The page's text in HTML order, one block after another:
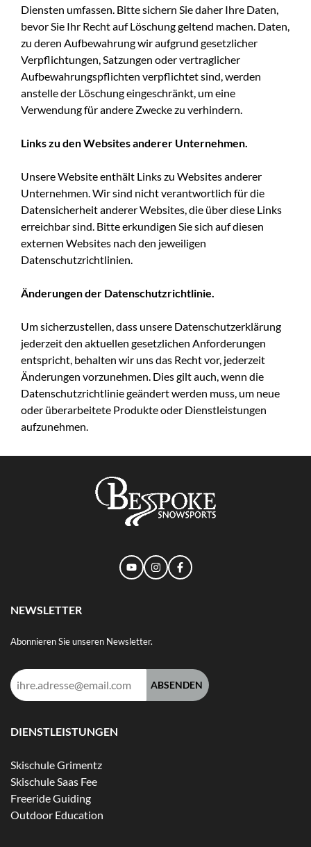
Diensten umfassen. Bitte sichern Sie daher Ihre Daten,
bevor Sie Ihr Recht auf Löschung geltend machen. Daten,
zu deren Aufbewahrung wir aufgrund gesetzlicher
Verpflichtungen, Satzungen oder vertraglicher
Aufbewahrungspflichten verpflichtet sind, werden
anstelle der Löschung eingeschränkt, um eine
Verwendung für andere Zwecke zu verhindern.
Links zu den Websites anderer Unternehmen.
Unsere Website enthält Links zu Websites anderer
Unternehmen. Wir sind nicht verantwortlich für die
Datensicherheit anderer Websites, die über diese Links
erreichbar sind. Bitte erkundigen Sie sich auf diesen
externen Websites nach den jeweiligen
Datenschutzrichtlinien.
Änderungen der Datenschutzrichtlinie.
Um sicherzustellen, dass unsere Datenschutzerklärung
jederzeit den aktuellen gesetzlichen Anforderungen
entspricht, behalten wir uns das Recht vor, jederzeit
Änderungen vorzunehmen. Dies gilt auch, wenn die
Datenschutzrichtlinie geändert werden muss, um neue
oder überarbeitete Produkte oder Dienstleistungen
aufzunehmen.
NEWSLETTER
Abonnieren Sie unseren Newsletter.
E-
Mail-
DIENSTLEISTUNGEN
Skischule Grimentz
Skischule Saas Fee
Freeride Guiding
Outdoor Education